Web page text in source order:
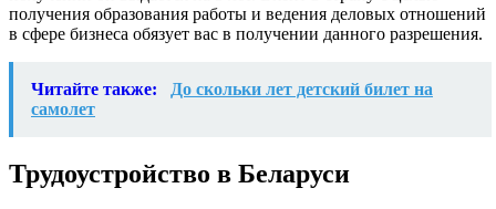
получения образования работы и ведения деловых отношений
в сфере бизнеса обязует вас в получении данного разрешения.
Читайте также:
До скольки лет детский билет на
самолет
Трудоустройство в Беларуси